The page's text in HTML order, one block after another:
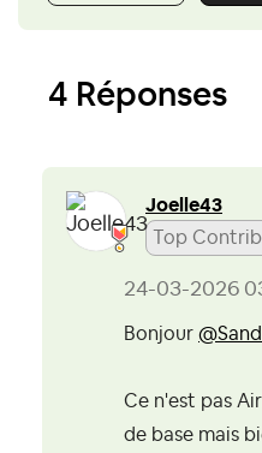
4 Réponses
Joelle43
Top
‎24-03-2026
Bonjour
Ce n'est pas
de base mais